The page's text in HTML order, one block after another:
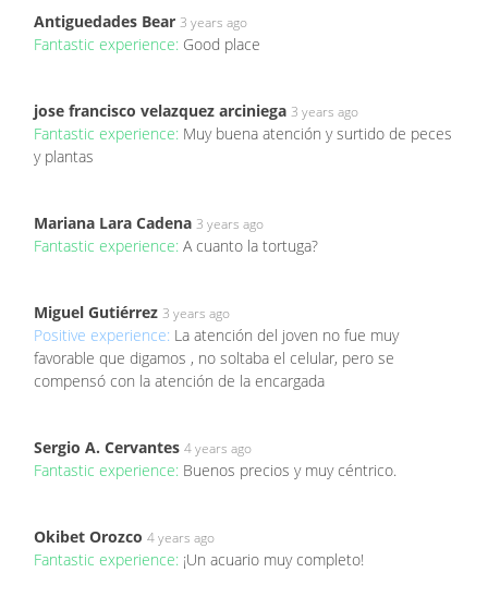
Antiguedades Bear 3 years ago
Fantastic experience: Good place
jose francisco velazquez arciniega 3 years ago
Fantastic experience: Muy buena atención y surtido de peces
y plantas
Mariana Lara Cadena 3 years ago
Fantastic experience: A cuanto la tortuga?
Miguel Gutiérrez 3 years ago
Positive experience: La atención del joven no fue muy
favorable que digamos , no soltaba el celular, pero se
compensó con la atención de la encargada
Sergio A. Cervantes 4 years ago
Fantastic experience: Buenos precios y muy céntrico.
Okibet Orozco 4 years ago
Fantastic experience: ¡Un acuario muy completo!